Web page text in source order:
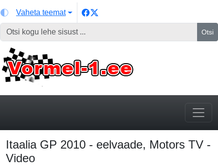
Vaheta teemat
Otsi
Itaalia GP 2010 - eelvaade, Motors TV -
Video